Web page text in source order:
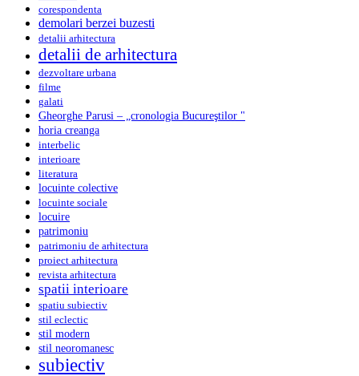
corespondenta
demolari berzei buzesti
detalii arhitectura
detalii de arhitectura
dezvoltare urbana
filme
galati
Gheorghe Parusi – „cronologia Bucureştilor "
horia creanga
interbelic
interioare
literatura
locuinte colective
locuinte sociale
locuire
patrimoniu
patrimoniu de arhitectura
proiect arhitectura
revista arhitectura
spatii interioare
spatiu subiectiv
stil eclectic
stil modern
stil neoromanesc
subiectiv